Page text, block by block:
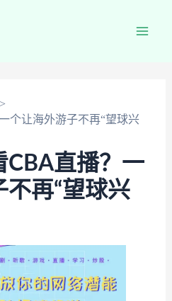
个让海外游子不再“望球兴
CBA直播？一
再“望球兴